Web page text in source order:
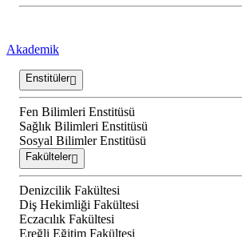
Akademik
Enstitüler
Fen Bilimleri Enstitüsü
Sağlık Bilimleri Enstitüsü
Sosyal Bilimler Enstitüsü
Fakülteler
Denizcilik Fakültesi
Diş Hekimliği Fakültesi
Eczacılık Fakültesi
Ereğli Eğitim Fakültesi